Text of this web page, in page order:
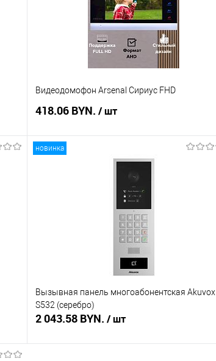
Видеодомофон Arsenal Сириус FHD
418.06 BYN. / шт
В корзину
В наличии
новинка
Вызывная панель многоабонентская Akuvox
S532 (серебро)
2 043.58 BYN. / шт